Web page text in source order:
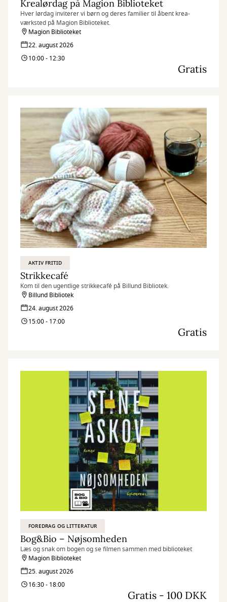
Krealørdag på Magion Biblioteket
Hver lørdag inviterer vi børn og deres familier til åbent krea-
værksted på Magion Biblioteket.
Magion Biblioteket
22. august 2026
10:00 - 12:30
Gratis
AKTIV FRITID
Strikkecafé
Kom til den ugentlige strikkecafé på Billund Bibliotek.
Billund Bibliotek
24. august 2026
15:00 - 17:00
Gratis
FOREDRAG OG LITTERATUR
Bog&Bio – Nøjsomheden
Læs og snak om bogen og se filmen sammen med biblioteket
Magion Biblioteket
25. august 2026
16:30 - 18:00
Gratis - 100 DKK